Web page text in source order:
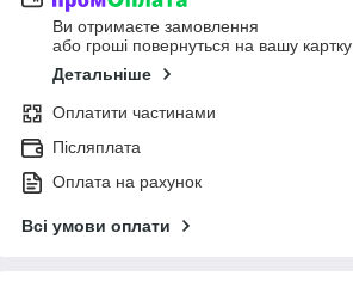
Ви отримаєте замовлення
або гроші повернуться на вашу картку
Детальніше
Оплатити частинами
Післяплата
Оплата на рахунок
Всі умови оплати